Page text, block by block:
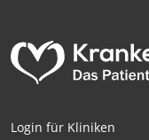
Login für Kliniken
verschiedenen
Entwicklung und
Verwendung